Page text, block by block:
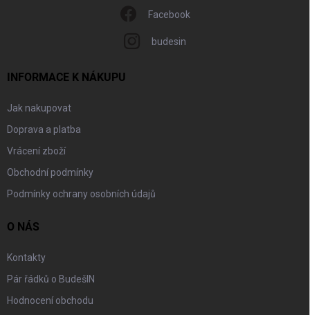
Facebook
budesin
INFORMACE K NÁKUPU
Jak nakupovat
Doprava a platba
Vrácení zboží
Obchodní podmínky
Podmínky ochrany osobních údajů
O NÁS
Kontakty
Pár řádků o BudešIN
Hodnocení obchodu